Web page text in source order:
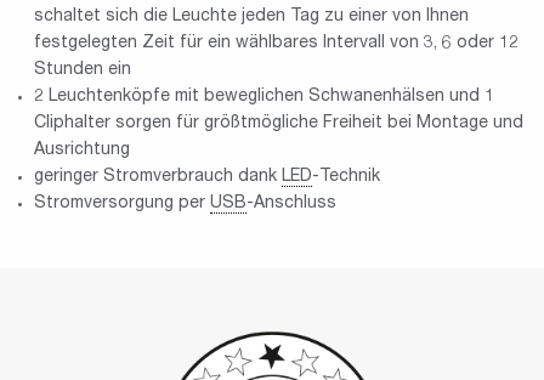
schaltet sich die Leuchte jeden Tag zu einer von Ihnen
festgelegten Zeit für ein wählbares Intervall von 3, 6 oder 12
Stunden ein
2 Leuchtenköpfe mit beweglichen Schwanenhälsen und 1
Cliphalter sorgen für größtmögliche Freiheit bei Montage und
Ausrichtung
geringer Stromverbrauch dank LED-Technik
Stromversorgung per USB-Anschluss